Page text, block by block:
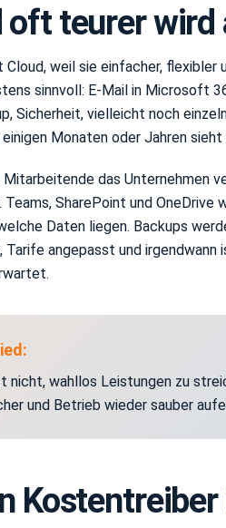
oft teurer wird
weil sie einfacher, flexibler
sinnvoll: E-Mail in Microsoft
Sicherheit, vielleicht noch
einigen Monaten oder Jahren
das Unternehmen
SharePoint und OneDrive
Daten liegen. Backups
angepasst und irgendwann
nicht, wahllos Leistungen zu
und Betrieb wieder sauber
Kostentreiber